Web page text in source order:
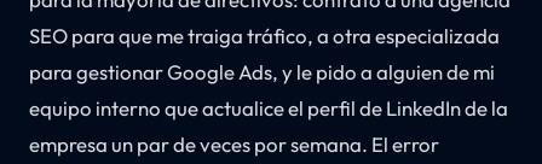
SEO para que me traiga tráfico, a otra especializada
para gestionar Google Ads, y le pido a alguien de mi
equipo interno que actualice el perfil de LinkedIn de la
empresa un par de veces por semana. El error